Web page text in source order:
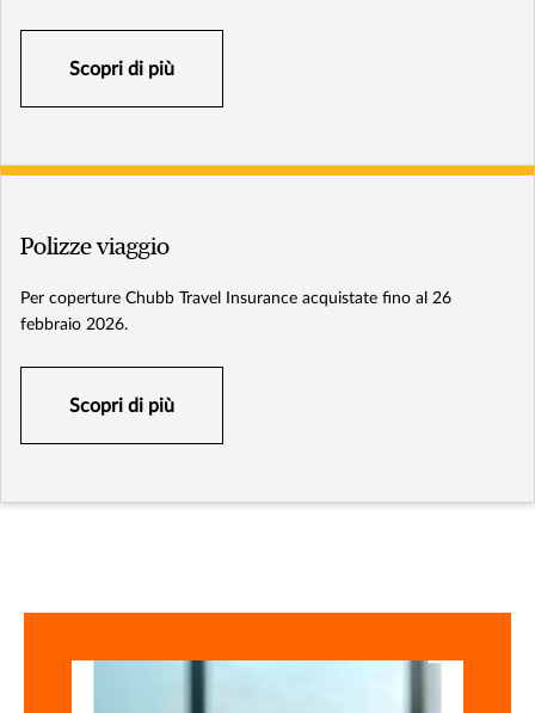
Scopri di più
Polizze viaggio
Per coperture Chubb Travel Insurance acquistate fino al 26
febbraio 2026.
Scopri di più